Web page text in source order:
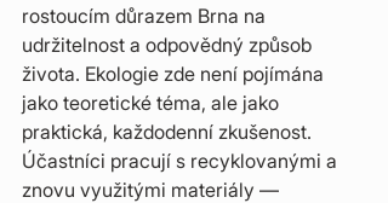
rostoucím důrazem Brna na
udržitelnost a odpovědný způsob
života. Ekologie zde není pojímána
jako teoretické téma, ale jako
praktická, každodenní zkušenost.
Účastníci pracují s recyklovanými a
znovu využitými materiály —